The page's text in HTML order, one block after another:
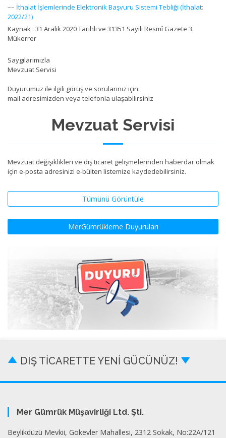
Mevzuat Servisi
Mevzuat değişiklikleri ve dış ticaret gelişmelerinden haberdar olmak
için e-posta adresinizi e-bülten listemize kaydedebilirsiniz.
Tümünü Görüntüle
MerGümrükleme Duyuruları
–– İthalat İşlemlerinde Elektronik Başvuru Sistemi Tebliği (İthalat:
2022/21)
Kaynak : 31 Aralık 2020 Tarihli ve 31351 Sayılı Resmî Gazete 3.
Mükerrer
Saygılarımızla
Mevzuat Servisi
Duyurumuz ile ilgili görüş ve sorularınız için:
mail adresimizden veya telefonla ulaşabilirsiniz
DIŞ TİCARETTE YENİ GÜCÜNÜZ!
Mer Gümrük Müşavirliği Ltd. Şti.
Beylikdüzü Mevkii, Gökevler Mahallesi, 2312 Sokak, No:22A/121